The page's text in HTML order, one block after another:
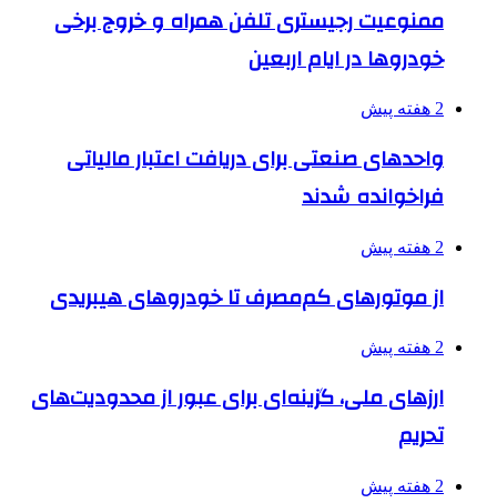
ممنوعیت رجیستری تلفن همراه و خروج برخی
خودروها در ایام اربعین
2 هفته پیش
واحدهای صنعتی برای دریافت اعتبار مالیاتی
فراخوانده شدند
2 هفته پیش
از موتورهای کم‌مصرف تا خودروهای هیبریدی
2 هفته پیش
ارزهای ملی، گزینه‌ای برای عبور از محدودیت‌های
تحریم
2 هفته پیش